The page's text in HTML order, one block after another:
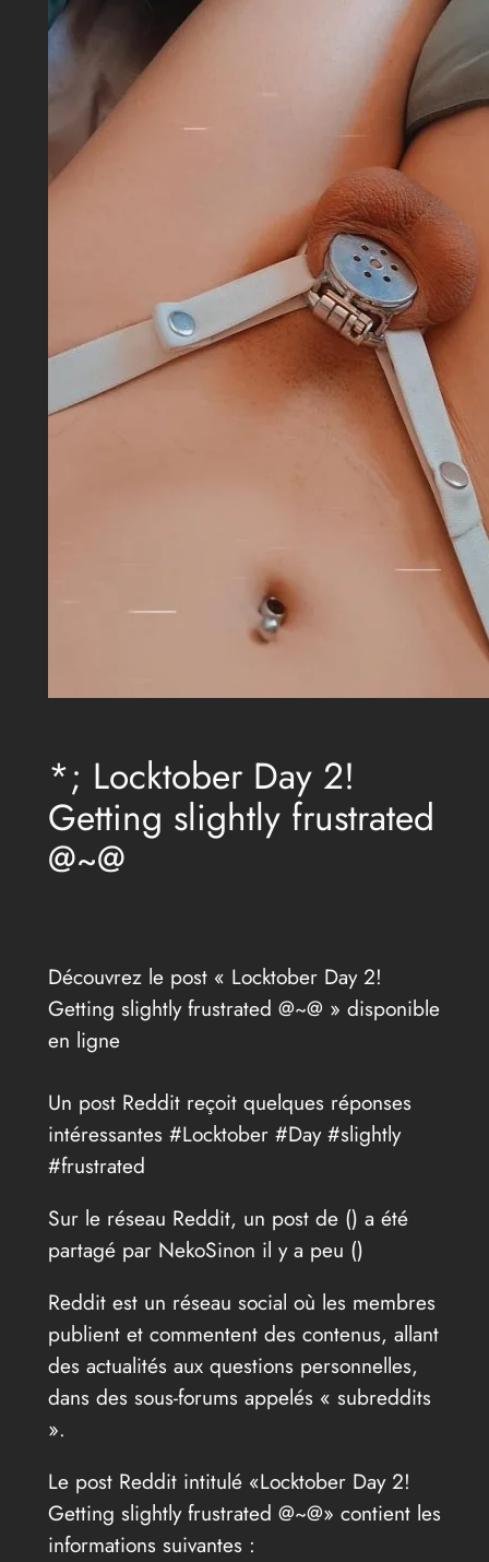
*; Locktober Day 2!
Getting slightly frustrated
@~@
Découvrez le post « Locktober Day 2!
Getting slightly frustrated @~@ » disponible
en ligne
Un post Reddit reçoit quelques réponses
intéressantes #Locktober #Day #slightly
#frustrated
Sur le réseau Reddit, un post de () a été
partagé par NekoSinon il y a peu ()
Reddit est un réseau social où les membres
publient et commentent des contenus, allant
des actualités aux questions personnelles,
dans des sous-forums appelés « subreddits
».
Le post Reddit intitulé «Locktober Day 2!
Getting slightly frustrated @~@» contient les
informations suivantes :